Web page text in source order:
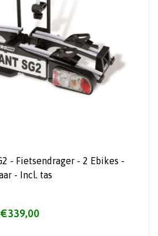
-
Kantelbaar - Inklapbaar - Incl. tas
€339,00